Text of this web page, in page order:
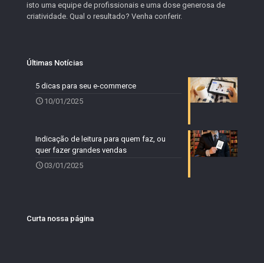
isto uma equipe de profissionais e uma dose generosa de
criatividade. Qual o resultado? Venha conferir.
Últimas Notícias
5 dicas para seu e-commerce
10/01/2025
Indicação de leitura para quem faz, ou
quer fazer grandes vendas
03/01/2025
Curta nossa página